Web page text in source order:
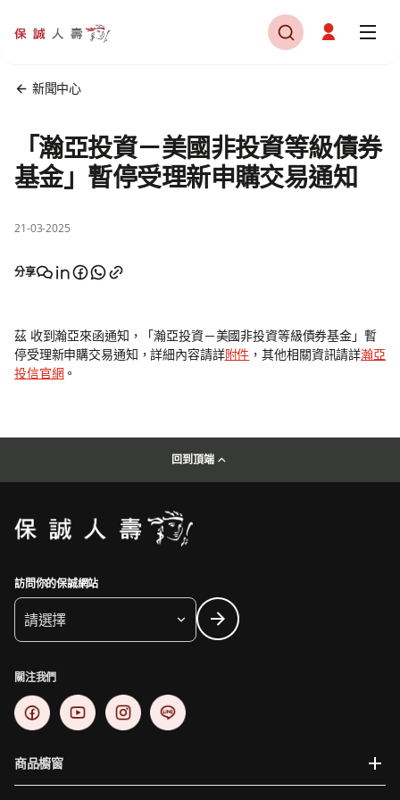
新聞中心
「瀚亞投資－美國非投資等級債券
基金」暫停受理新申購交易通知
21-03-2025
分享
茲 收到瀚亞來函通知，「瀚亞投資－美國非投資等級債券基金」暫
停受理新申購交易通知，詳細內容請詳附件 ，其他相關資訊請詳瀚亞
投信官網。
回到頂端
訪問你的保誠網站
請選擇
關注我們
商品櫥窗